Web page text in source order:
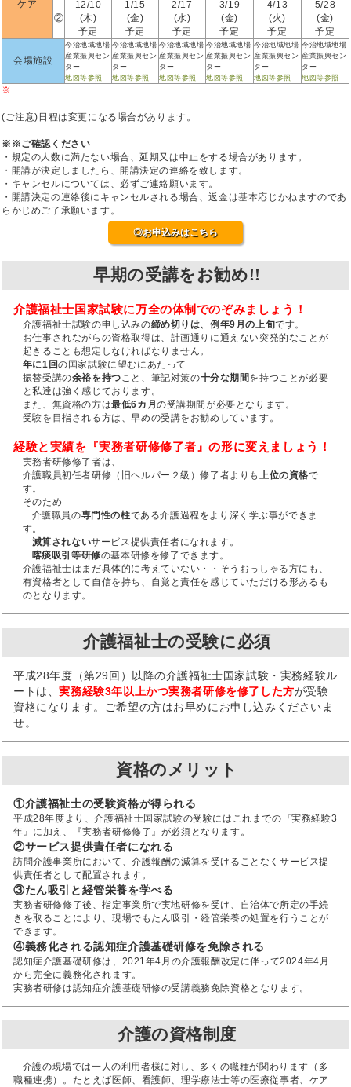
ケア
②
12/10
(木)
予定
1/15
(金)
予定
2/17
(水)
予定
3/19
(金)
予定
4/13
(火)
予定
5/28
(金)
予定
会場施設
今治地域地場
産業振興セン
ター
地図等参照
今治地域地場
産業振興セン
ター
地図等参照
今治地域地場
産業振興セン
ター
地図等参照
今治地域地場
産業振興セン
ター
地図等参照
今治地域地場
産業振興セン
ター
地図等参照
今治地域地場
産業振興セン
ター
地図等参照
※
(ご注意)日程は変更になる場合があります。
※※ご確認ください
・規定の人数に満たない場合、延期又は中止をする場合があります。
・開講が決定しましたら、開講決定の連絡を致します。
・キャンセルについては、必ずご連絡願います。
・開講決定の連絡後にキャンセルされる場合、返金は基本応じかねますのであ
らかじめご了承願います。
◎お申込みはこちら
早期の受講をお勧め!!
介護福祉士国家試験に万全の体制でのぞみましょう！
介護福祉士試験の申し込みの締め切りは、例年9月の上旬です。
お仕事されながらの資格取得は、計画通りに通えない突発的なことが
起きることも想定しなければなりません。
年に1回の国家試験に望むにあたって
振替受講の余裕を持つこと、筆記対策の十分な期間を持つことが必要
と私達は強く感じております。
また、無資格の方は最低6カ月の受講期間が必要となります。
受験を目指される方は、早めの受講をお勧めしています。
経験と実績を『実務者研修修了者』の形に変えましょう！
実務者研修修了者は、
介護職員初任者研修（旧ヘルパー２級）修了者よりも上位の資格で
す。
そのため
介護職員の専門性の柱である介護過程をより深く学ぶ事ができま
す。
減算されないサービス提供責任者になれます。
喀痰吸引等研修の基本研修を修了できます。
介護福祉士はまだ具体的に考えていない・・そうおっしゃる方にも、
有資格者として自信を持ち、自覚と責任を感じていただける形あるも
のとなります。
介護福祉士の受験に必須
平成28年度（第29回）以降の介護福祉士国家試験・実務経験ル
ートは、実務経験3年以上かつ実務者研修を修了した方が受験
資格になります。ご希望の方はお早めにお申し込みくださいま
せ。
資格のメリット
①介護福祉士の受験資格が得られる
平成28年度より、介護福祉士国家試験の受験にはこれまでの『実務経験3
年』に加え、『実務者研修修了』が必須となります。
②サービス提供責任者になれる
訪問介護事業所において、介護報酬の減算を受けることなくサービス提
供責任者として配置されます。
③たん吸引と経管栄養を学べる
実務者研修修了後、指定事業所で実地研修を受け、自治体で所定の手続
きを取ることにより、現場でもたん吸引・経管栄養の処置を行うことが
できます。
④義務化される認知症介護基礎研修を免除される
認知症介護基礎研修は、2021年4月の介護報酬改定に伴って2024年4月
から完全に義務化されます。
実務者研修は認知症介護基礎研修の受講義務免除資格となります。
介護の資格制度
介護の現場では一人の利用者様に対し、多くの職種が関わります（多
職種連携）。たとえば医師、看護師、理学療法士等の医療従事者、ケア